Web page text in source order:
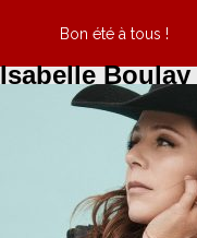
Bon été à tous !
Isabelle Boulay